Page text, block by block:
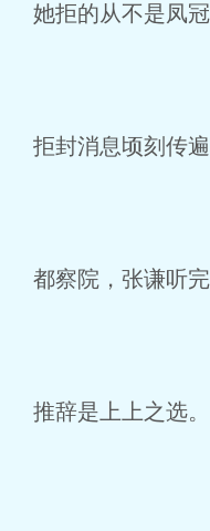
她拒的从不是凤冠
拒封消息顷刻传遍
都察院，张谦听完
推辞是上上之选。